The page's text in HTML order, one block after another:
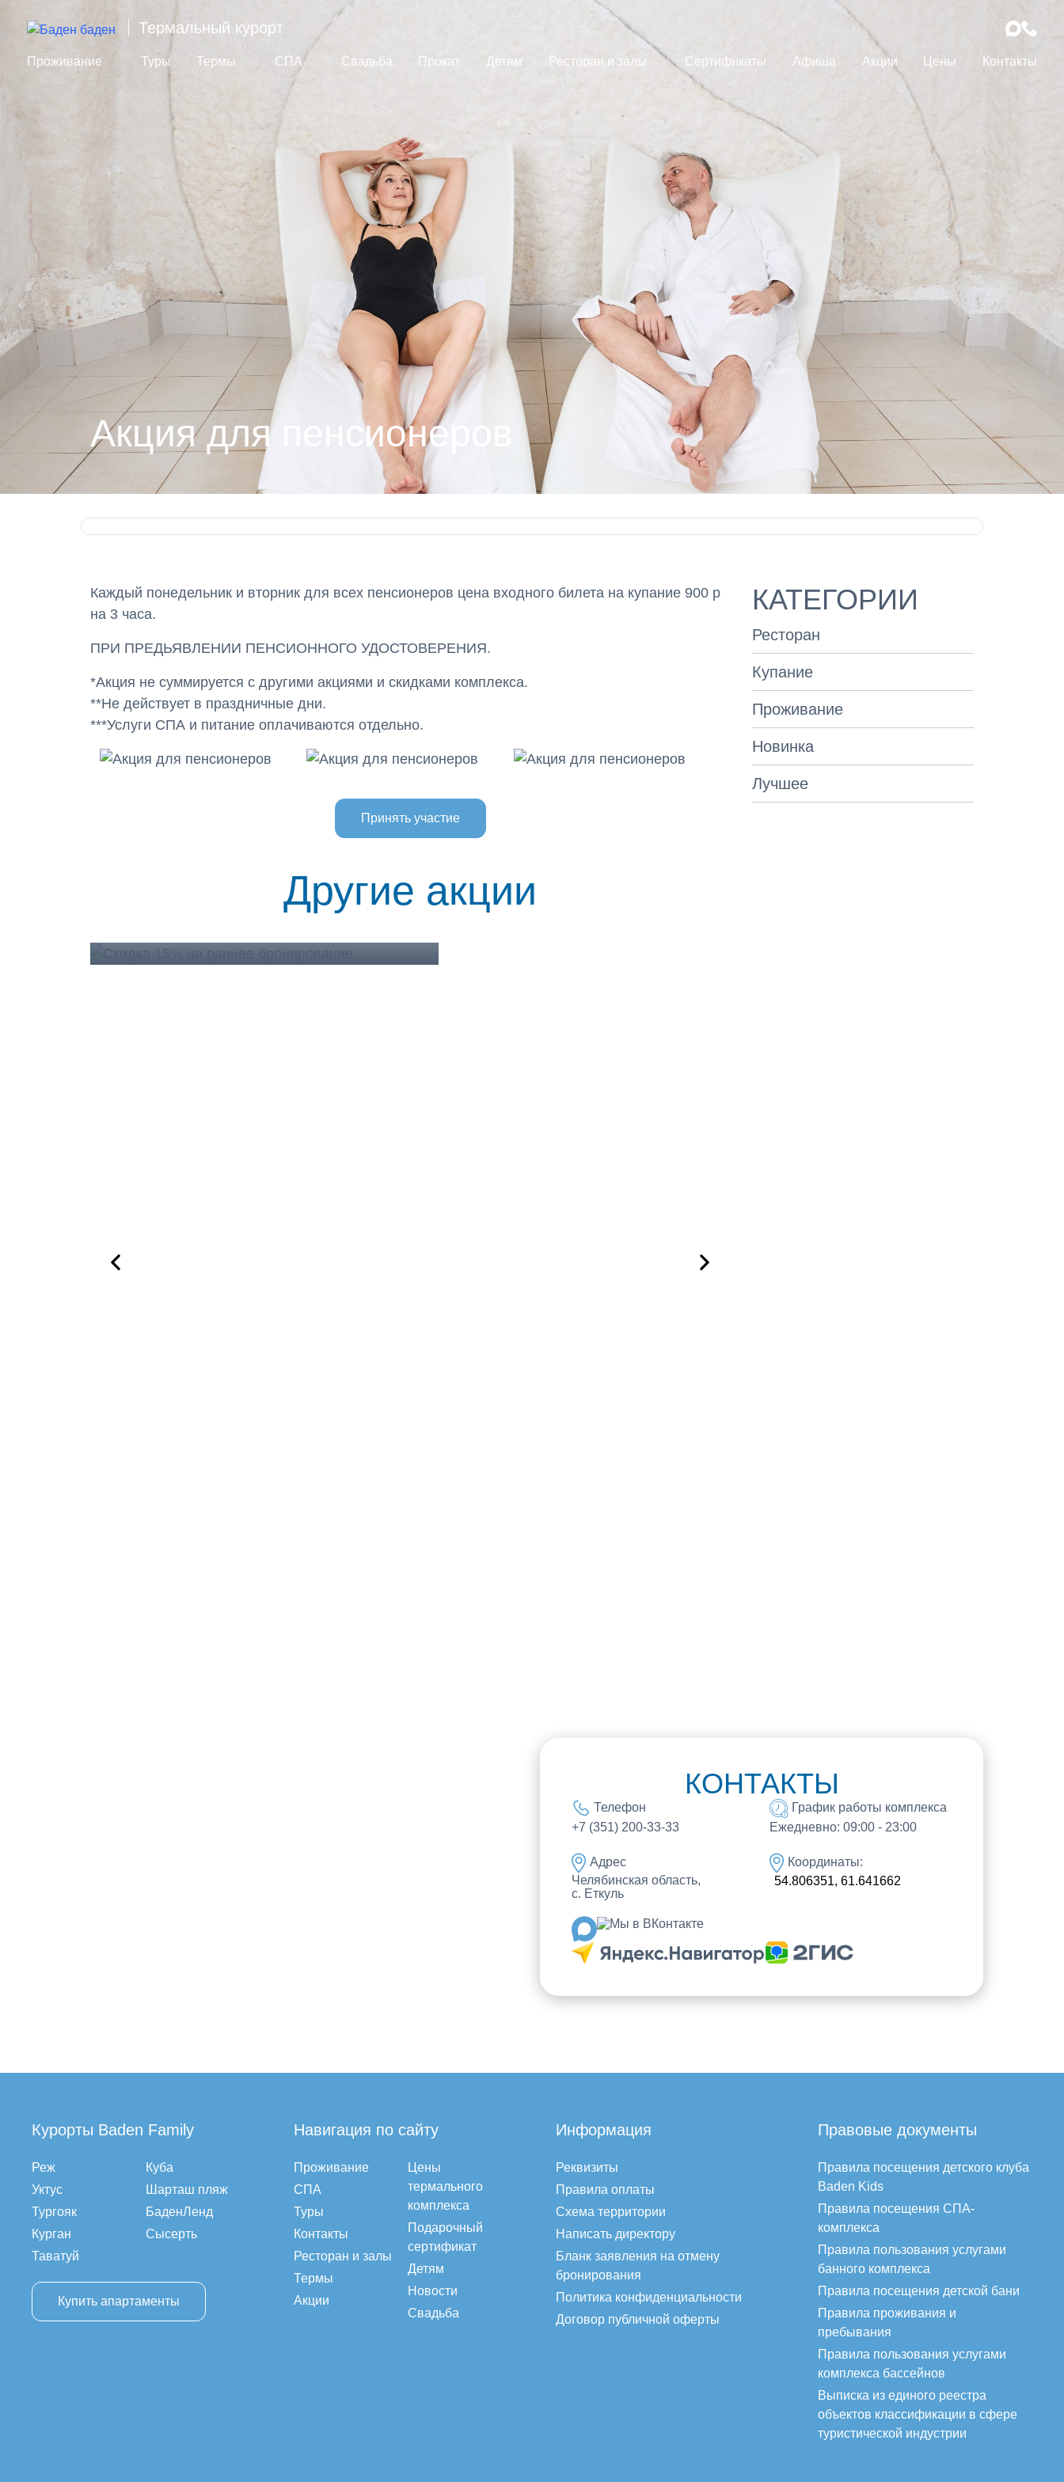
Термальный курорт
Проживание Туры Термы СПА Свадьба Прокат Детям Ресторан и залы Сертификаты Афиша Акции Цены Контакты
Акция для пенсионеров
Каждый понедельник и вторник для всех пенсионеров цена входного билета на купание 900 р
на 3 часа.
ПРИ ПРЕДЬЯВЛЕНИИ ПЕНСИОННОГО УДОСТОВЕРЕНИЯ.
*Акция не суммируется с другими акциями и скидками комплекса.
**Не действует в праздничные дни.
***Услуги СПА и питание оплачиваются отдельно.
Принять участие
Другие акции
Скидка 15% на раннее бронирование
КАТЕГОРИИ
Ресторан
Купание
Проживание
Новинка
Лучшее
КОНТАКТЫ
Телефон
+7 (351) 200-33-33
График работы комплекса
Ежедневно: 09:00 - 23:00
Адрес
Челябинская область,
с. Еткуль
Координаты:
54.806351, 61.641662
Курорты Baden Family
Реж
Уктус
Тургояк
Курган
Таватуй
Куба
Шарташ пляж
БаденЛенд
Сысерть
Купить апартаменты
Навигация по сайту
Проживание
СПА
Туры
Контакты
Ресторан и залы
Термы
Акции
Цены
термального
комплекса
Подарочный
сертификат
Детям
Новости
Свадьба
Информация
Реквизиты
Правила оплаты
Схема территории
Написать директору
Бланк заявления на отмену
бронирования
Политика конфиденциальности
Договор публичной оферты
Правовые документы
Правила посещения детского клуба
Baden Kids
Правила посещения СПА-
комплекса
Правила пользования услугами
банного комплекса
Правила посещения детской бани
Правила проживания и
пребывания
Правила пользования услугами
комплекса бассейнов
Выписка из единого реестра
объектов классификации в сфере
туристической индустрии